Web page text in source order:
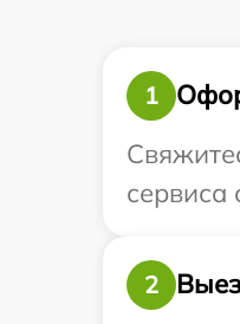
1
сервиса
2